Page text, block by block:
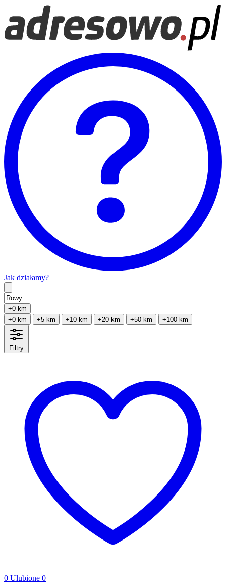
Jak działamy?
+0 km
+0 km
+5 km +10 km +20 km +50 km +100 km
Filtry
0 Ulubione 0